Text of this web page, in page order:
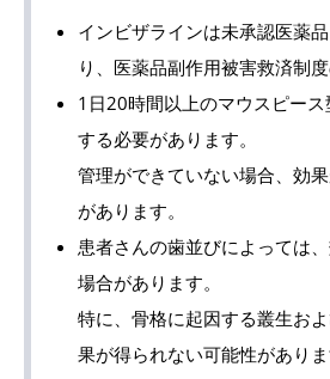
インビザラインは未承認医薬
り、医薬品副作用被害救済制度
1日20時間以上のマウスピー
する必要があります。
管理ができていない場合、効
があります。
患者さんの歯並びによっては
場合があります。
特に、骨格に起因する叢生お
果が得られない可能性がありま